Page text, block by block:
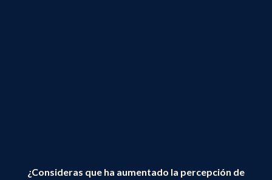
¿Consideras que ha aumentado la percepción de